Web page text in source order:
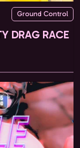
Ground Control
DRAG RACE